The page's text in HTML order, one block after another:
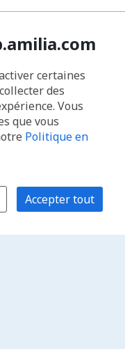
certaines
des
Vous
que vous
Politique en
Accepter tout